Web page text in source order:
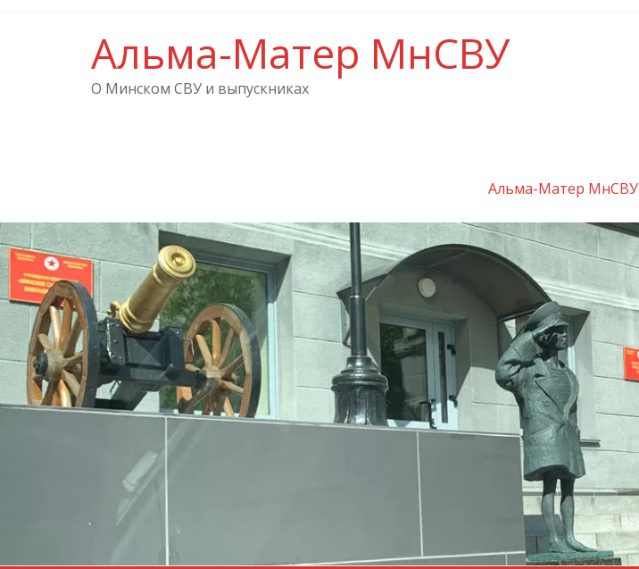
Альма-Матер МнСВУ
О Минском СВУ и выпускниках
Альма-Матер МнСВУ